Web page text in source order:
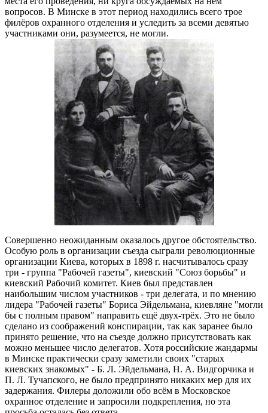
вопросов. В Минске в этот период находились всего трое
филёров охранного отделения и уследить за всеми девятью
участниками они, разумеется, не могли.
Совершенно неожиданным оказалось другое обстоятельство.
Особую роль в организации съезда сыграли революционные
организации Киева, которых в 1898 г. насчитывалось сразу
три - группа "Рабочей газеты", киевский "Союз борьбы" и
киевский Рабочий комитет. Киев был представлен
наибольшим числом участников - три делегата, и по мнению
лидера "Рабочей газеты" Бориса Эйдельмана, киевляне "могли
бы с полным правом" направить ещё двух-трёх. Это не было
сделано из соображений конспирации, так как заранее было
принято решение, что на съезде должно присутствовать как
можно меньшее число делегатов. Хотя российские жандармы
в Минске практически сразу заметили своих "старых
киевских знакомых" - Б. Л. Эйдельмана, Н. А. Видгорчика и
П. Л. Тучапского, не было предпринято никаких мер для их
задержания. Филеры доложили обо всём в Московское
охранное отделение и запросили подкрепления, но эта